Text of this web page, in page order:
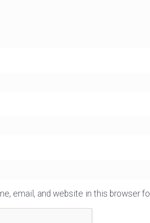
email, and website in this browser